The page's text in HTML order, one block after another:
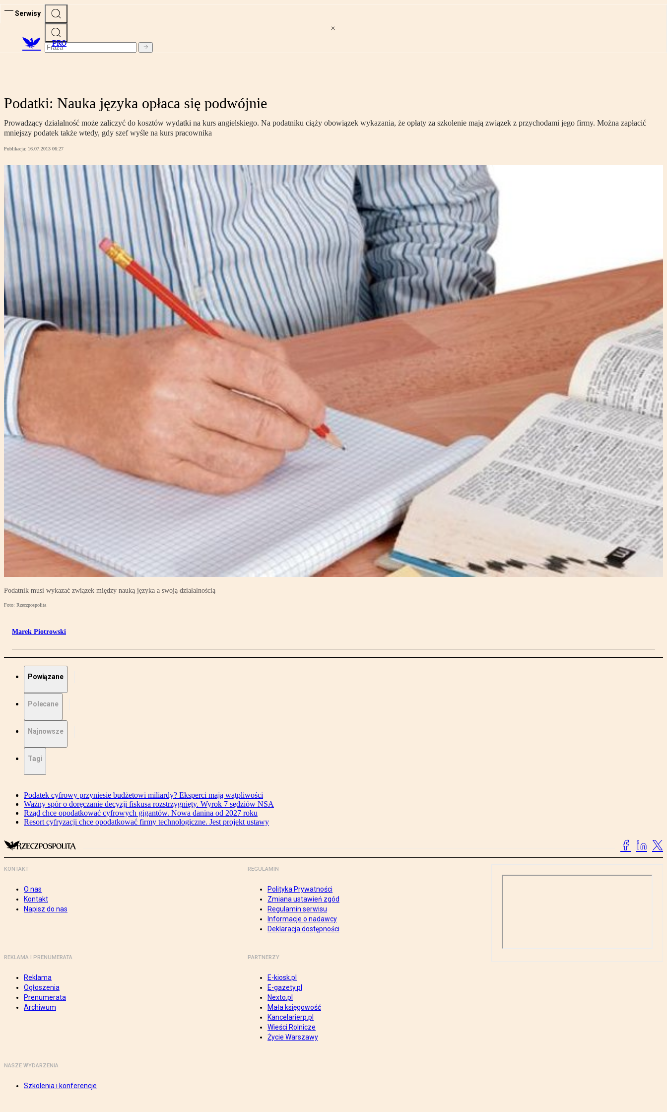
Serwisy
PRO
Podatki: Nauka języka opłaca się podwójnie
Prowadzący działalność może zaliczyć do kosztów wydatki na kurs angielskiego. Na podatniku ciąży obowiązek wykazania, że opłaty za szkolenie mają związek z przychodami jego firmy. Można zapłacić
mniejszy podatek także wtedy, gdy szef wyśle na kurs pracownika
Publikacja: 16.07.2013 06:27
Podatnik musi wykazać związek między nauką języka a swoją działalnością
Foto: Rzeczpospolita
Marek Piotrowski
Powiązane
Polecane
Najnowsze
Tagi
Podatek cyfrowy przyniesie budżetowi miliardy? Eksperci mają wątpliwości
Ważny spór o doręczanie decyzji fiskusa rozstrzygnięty. Wyrok 7 sędziów NSA
Rząd chce opodatkować cyfrowych gigantów. Nowa danina od 2027 roku
Resort cyfryzacji chce opodatkować firmy technologiczne. Jest projekt ustawy
KONTAKT
O nas
Kontakt
Napisz do nas
REGULAMIN
Polityka Prywatności
Zmiana ustawień zgód
Regulamin serwisu
Informacje o nadawcy
Deklaracja dostępności
REKLAMA I PRENUMERATA
Reklama
Ogłoszenia
Prenumerata
Archiwum
PARTNERZY
E-kiosk.pl
E-gazety.pl
Nexto.pl
Mała księgowość
Kancelarierp.pl
Wieści Rolnicze
Życie Warszawy
NASZE WYDARZENIA
Szkolenia i konferencje